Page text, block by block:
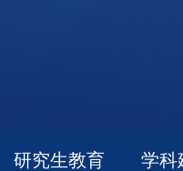
研究生教育 学科